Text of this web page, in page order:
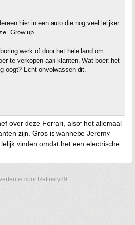
hier in een auto die nog veel lelijker
Grow up.
werk of door het hele land om
te verkopen aan klanten. Wat boeit het
oogt? Echt onvolwassen dit.
over deze Ferrari, alsof het allemaal
zijn. Gros is wannebe Jeremy
vinden omdat het een electrische
door Refinery89